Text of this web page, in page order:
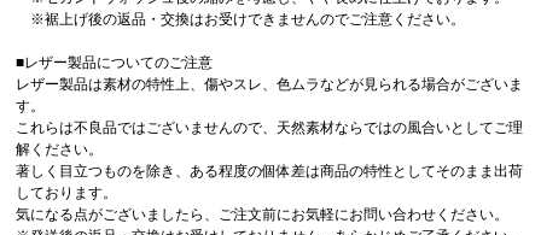
※裾上げ後の返品・交換はお受けできませんのでご注意ください。
■レザー製品についてのご注意
レザー製品は素材の特性上、傷やスレ、色ムラなどが見られる場合がございま
す。
これらは不良品ではございませんので、天然素材ならではの風合いとしてご理
解ください。
著しく目立つものを除き、ある程度の個体差は商品の特性としてそのまま出荷
しております。
気になる点がございましたら、ご注文前にお気軽にお問い合わせください。